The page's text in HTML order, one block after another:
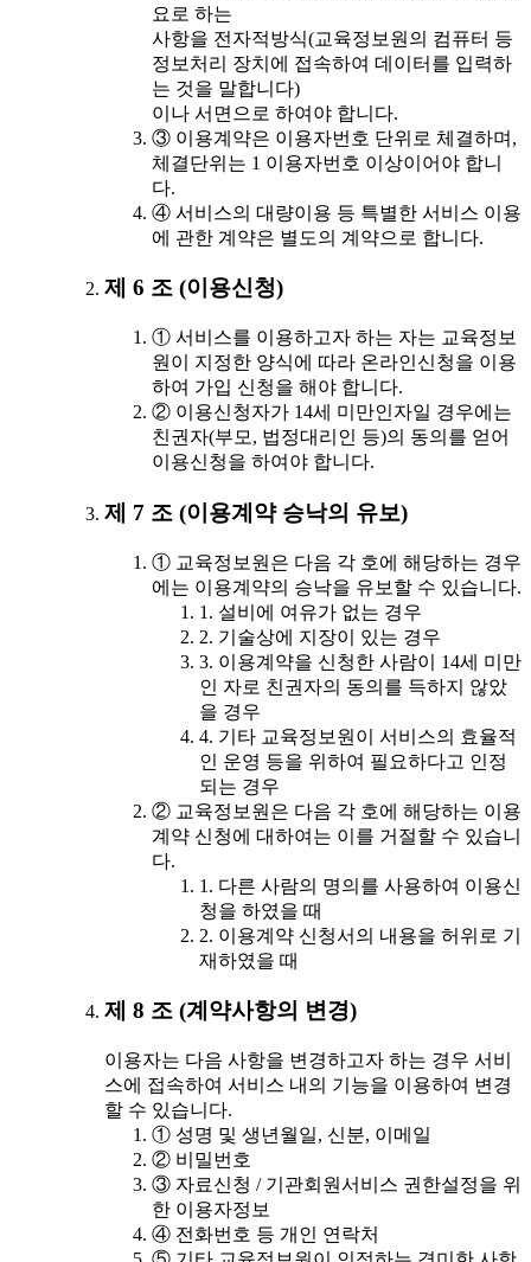
요로 하는
사항을 전자적방식(교육정보원의 컴퓨터 등
정보처리 장치에 접속하여 데이터를 입력하
는 것을 말합니다)
이나 서면으로 하여야 합니다.
③ 이용계약은 이용자번호 단위로 체결하며,
체결단위는 1 이용자번호 이상이어야 합니
다.
④ 서비스의 대량이용 등 특별한 서비스 이용
에 관한 계약은 별도의 계약으로 합니다.
제 6 조 (이용신청)
① 서비스를 이용하고자 하는 자는 교육정보
원이 지정한 양식에 따라 온라인신청을 이용
하여 가입 신청을 해야 합니다.
② 이용신청자가 14세 미만인자일 경우에는
친권자(부모, 법정대리인 등)의 동의를 얻어
이용신청을 하여야 합니다.
제 7 조 (이용계약 승낙의 유보)
① 교육정보원은 다음 각 호에 해당하는 경우
에는 이용계약의 승낙을 유보할 수 있습니다.
1. 설비에 여유가 없는 경우
2. 기술상에 지장이 있는 경우
3. 이용계약을 신청한 사람이 14세 미만
인 자로 친권자의 동의를 득하지 않았
을 경우
4. 기타 교육정보원이 서비스의 효율적
인 운영 등을 위하여 필요하다고 인정
되는 경우
② 교육정보원은 다음 각 호에 해당하는 이용
계약 신청에 대하여는 이를 거절할 수 있습니
다.
1. 다른 사람의 명의를 사용하여 이용신
청을 하였을 때
2. 이용계약 신청서의 내용을 허위로 기
재하였을 때
제 8 조 (계약사항의 변경)
이용자는 다음 사항을 변경하고자 하는 경우 서비
스에 접속하여 서비스 내의 기능을 이용하여 변경
할 수 있습니다.
① 성명 및 생년월일, 신분, 이메일
② 비밀번호
③ 자료신청 / 기관회원서비스 권한설정을 위
한 이용자정보
④ 전화번호 등 개인 연락처